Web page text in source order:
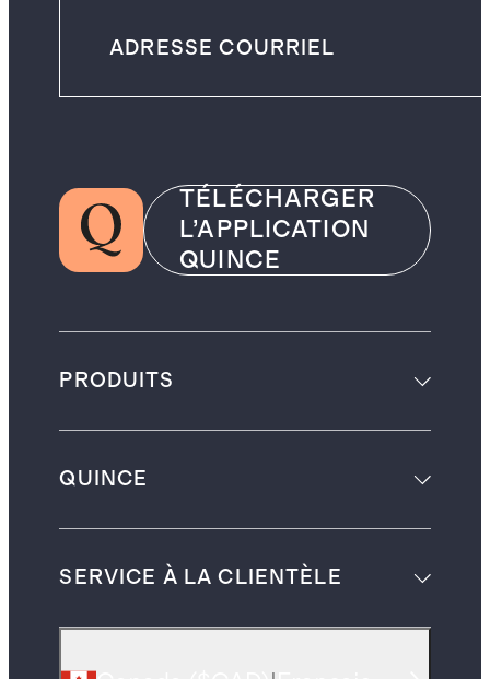
TÉLÉCHARGER
L’APPLICATION
QUINCE
PRODUITS
QUINCE
SERVICE À LA CLIENTÈLE